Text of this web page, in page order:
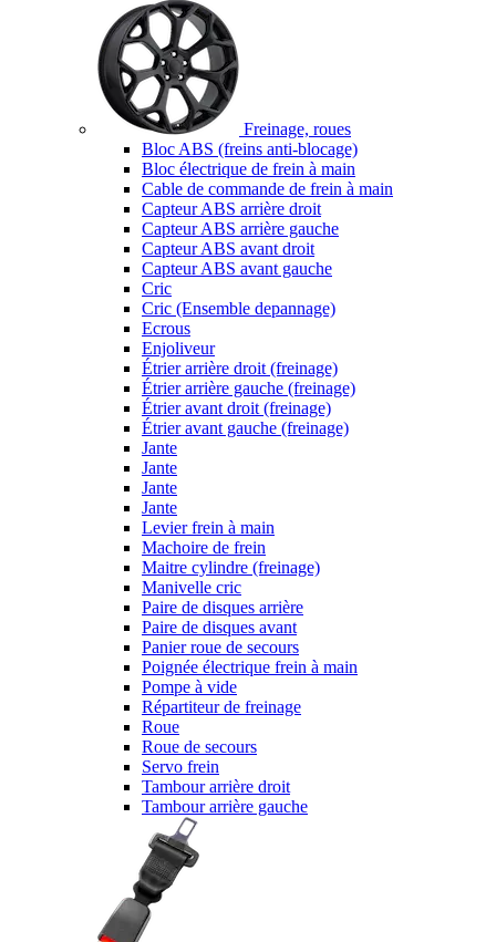
Freinage, roues
Bloc ABS (freins anti-blocage)
Bloc électrique de frein à main
Cable de commande de frein à main
Capteur ABS arrière droit
Capteur ABS arrière gauche
Capteur ABS avant droit
Capteur ABS avant gauche
Cric
Cric (Ensemble depannage)
Ecrous
Enjoliveur
Étrier arrière droit (freinage)
Étrier arrière gauche (freinage)
Étrier avant droit (freinage)
Étrier avant gauche (freinage)
Jante
Jante
Jante
Jante
Levier frein à main
Machoire de frein
Maitre cylindre (freinage)
Manivelle cric
Paire de disques arrière
Paire de disques avant
Panier roue de secours
Poignée électrique frein à main
Pompe à vide
Répartiteur de freinage
Roue
Roue de secours
Servo frein
Tambour arrière droit
Tambour arrière gauche